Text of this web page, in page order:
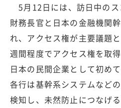
5月12日には、訪日中の
財務長官と日本の金融機関
れ、アクセス権が主要議題
週間程度でアクセス権を取
日本の民間企業として初め
各行は基幹系システムなど
検知し、未然防止につなげ